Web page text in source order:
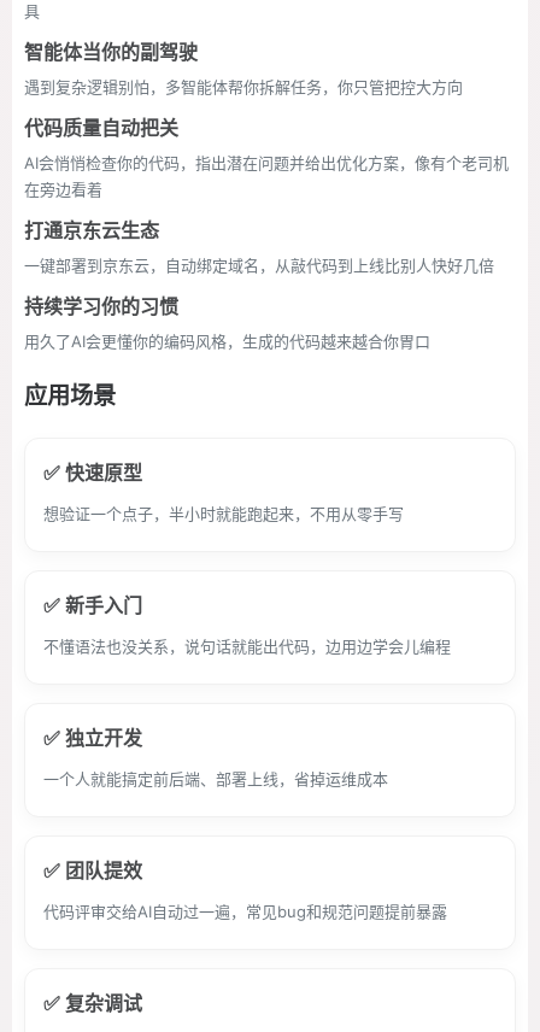
具
智能体当你的副驾驶
遇到复杂逻辑别怕，多智能体帮你拆解任务，你只管把控大方向
代码质量自动把关
AI会悄悄检查你的代码，指出潜在问题并给出优化方案，像有个老司机
在旁边看着
打通京东云生态
一键部署到京东云，自动绑定域名，从敲代码到上线比别人快好几倍
持续学习你的习惯
用久了AI会更懂你的编码风格，生成的代码越来越合你胃口
应用场景
✅ 快速原型
想验证一个点子，半小时就能跑起来，不用从零手写
✅ 新手入门
不懂语法也没关系，说句话就能出代码，边用边学会儿编程
✅ 独立开发
一个人就能搞定前后端、部署上线，省掉运维成本
✅ 团队提效
代码评审交给AI自动过一遍，常见bug和规范问题提前暴露
✅ 复杂调试